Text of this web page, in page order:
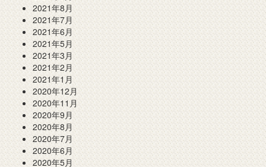
2021年8月
2021年7月
2021年6月
2021年5月
2021年3月
2021年2月
2021年1月
2020年12月
2020年11月
2020年9月
2020年8月
2020年7月
2020年6月
2020年5月